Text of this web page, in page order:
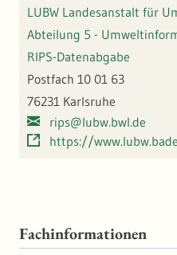
LUBW Landesanstalt für
Abteilung 5 -
RIPS-Datenabgabe
Postfach 10 01 63
76231 Karlsruhe
rips@lubw.bwl.de
https://
Fachinformationen